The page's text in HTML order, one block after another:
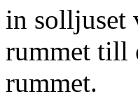
in solljuset
rummet till
rummet.